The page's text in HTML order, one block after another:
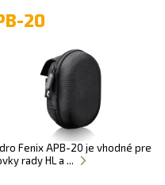
20
Fenix APB-20 je vhodné pre
rady HL a ...